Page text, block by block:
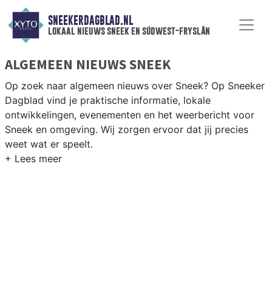
SNEEKERDAGBLAD.NL
lokaal nieuws sneek en súdwest-fryslân
ALGEMEEN NIEUWS SNEEK
Op zoek naar algemeen nieuws over Sneek? Op Sneeker
Dagblad vind je praktische informatie, lokale
ontwikkelingen, evenementen en het weerbericht voor
Sneek en omgeving. Wij zorgen ervoor dat jij precies
weet wat er speelt.